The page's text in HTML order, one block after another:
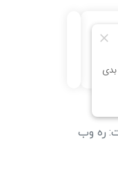
: ره وب